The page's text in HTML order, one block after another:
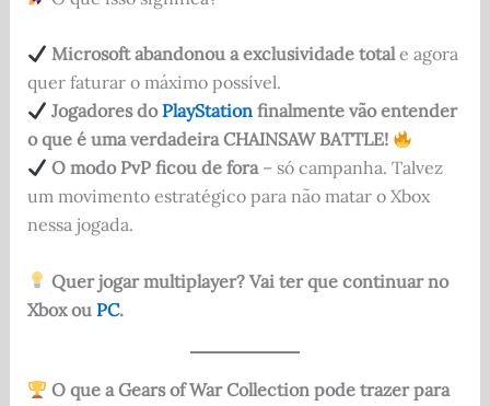
Microsoft abandonou a exclusividade totale agora
quer faturar o máximo possível.
Jogadores doPlayStationfinalmente vão entender
o que é uma verdadeira CHAINSAW BATTLE!
O modo PvP ficou de fora– só campanha. Talvez
um movimento estratégico para não matar o Xbox
nessa jogada.
Quer jogar multiplayer? Vai ter que continuar no
Xbox ou PC.
O que a Gears of War Collection pode trazer para